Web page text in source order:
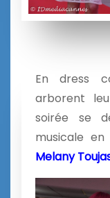
En dress
arborent
soirée se
musicale
Melany